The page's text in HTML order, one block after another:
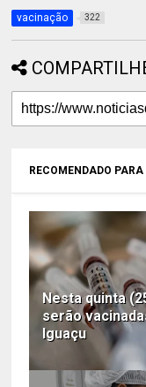
vacinação 322
RECOMENDADO PARA
Nesta quinta
serão
Iguaçu